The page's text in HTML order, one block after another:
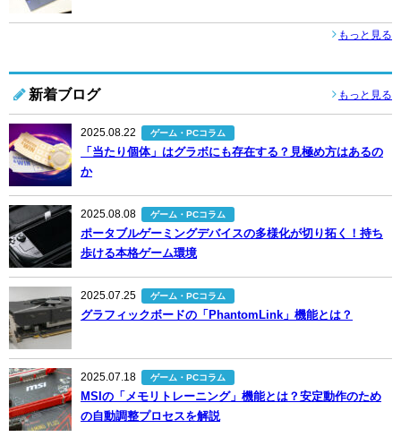
もっと見る
新着ブログ もっと見る
2025.08.22 ゲーム・PCコラム
「当たり個体」はグラボにも存在する？見極め方はあるの
か
2025.08.08 ゲーム・PCコラム
ポータブルゲーミングデバイスの多様化が切り拓く！持ち
歩ける本格ゲーム環境
2025.07.25 ゲーム・PCコラム
グラフィックボードの「PhantomLink」機能とは？
2025.07.18 ゲーム・PCコラム
MSIの「メモリトレーニング」機能とは？安定動作のため
の自動調整プロセスを解説